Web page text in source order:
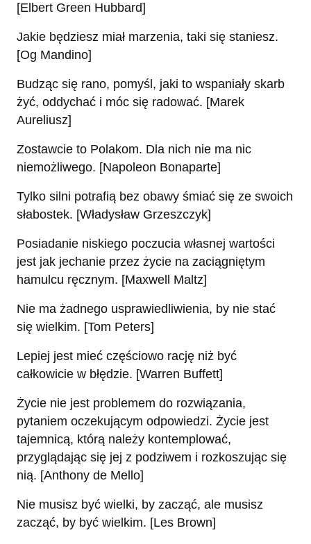
[Elbert Green Hubbard]
Jakie będziesz miał marzenia, taki się staniesz.
[Og Mandino]
Budząc się rano, pomyśl, jaki to wspaniały skarb
żyć, oddychać i móc się radować. [Marek
Aureliusz]
Zostawcie to Polakom. Dla nich nie ma nic
niemożliwego. [Napoleon Bonaparte]
Tylko silni potrafią bez obawy śmiać się ze swoich
słabostek. [Władysław Grzeszczyk]
Posiadanie niskiego poczucia własnej wartości
jest jak jechanie przez życie na zaciągniętym
hamulcu ręcznym. [Maxwell Maltz]
Nie ma żadnego usprawiedliwienia, by nie stać
się wielkim. [Tom Peters]
Lepiej jest mieć częściowo rację niż być
całkowicie w błędzie. [Warren Buffett]
Życie nie jest problemem do rozwiązania,
pytaniem oczekującym odpowiedzi. Życie jest
tajemnicą, którą należy kontemplować,
przyglądając się jej z podziwem i rozkoszując się
nią. [Anthony de Mello]
Nie musisz być wielki, by zacząć, ale musisz
zacząć, by być wielkim. [Les Brown]